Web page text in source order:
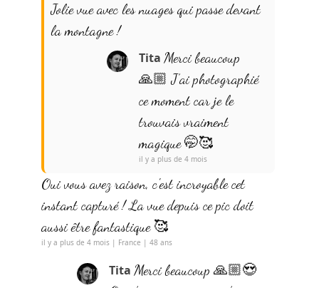
Jolie vue avec les nuages qui passe devant
la montagne !
Tita Merci beaucoup
🙏🏼 J’ai photographié
ce moment car je le
trouvais vraiment
magique 🤭🥰
il y a plus de 4 mois
Oui vous avez raison, c'est incroyable cet
instant capturé ! La vue depuis ce pic doit
aussi être fantastique 🥰
il y a plus de 4 mois | France | 48 ans
Tita Merci beaucoup 🙏🏼😍